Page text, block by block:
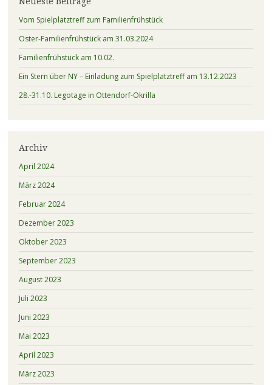
Vom Spielplatztreff zum Familienfrühstück
Oster-Familienfrühstück am 31.03.2024
Familienfrühstück am 10.02.
Ein Stern über NY – Einladung zum Spielplatztreff am 13.12.2023
28.-31.10. Legotage in Ottendorf-Okrilla
Archiv
April 2024
März 2024
Februar 2024
Dezember 2023
Oktober 2023
September 2023
August 2023
Juli 2023
Juni 2023
Mai 2023
April 2023
März 2023